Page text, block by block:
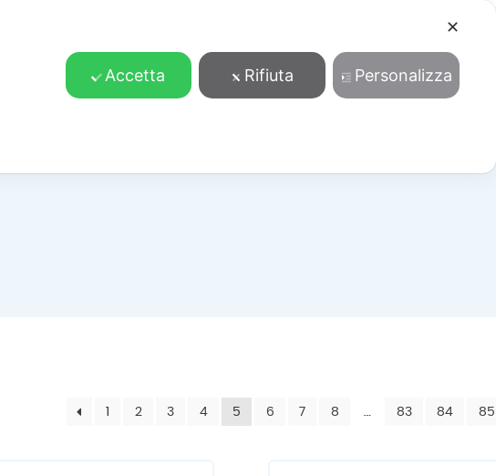
Download Cosa facciamo Contatti Accedi/Registrati
1 2 3 4 5 6 7 8 83 84 85
✕
Accetta Rifiuta Personalizza